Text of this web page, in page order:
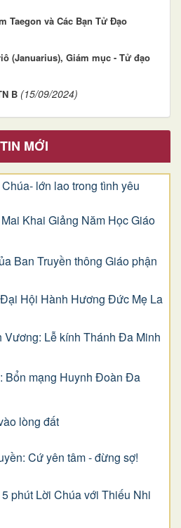
Taegon và Các Bạn Tử Đạo
(Januarius), Giám mục - Tử đạo
B (15/09/2024)
TIN MỚI
lớn lao trong tình yêu
Khai Giảng Năm Học Giáo
Ban Truyền thông Giáo phận
Hội Hành Hương Đức Mẹ La
Vương: Lễ kính Thánh Đa Minh
Bổn mạng Huynh Đoàn Đa
lòng đất
Cứ yên tâm - đừng sợ!
phút Lời Chúa với Thiếu Nhi